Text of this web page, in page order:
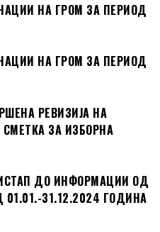
НА ГРОМ ЗА ПЕРИОД
НА ГРОМ ЗА ПЕРИОД
РЕВИЗИЈА НА
ЗА ИЗБОРНА
ДО ИНФОРМАЦИИ ОД
01.01.-31.12.2024 ГОДИНА